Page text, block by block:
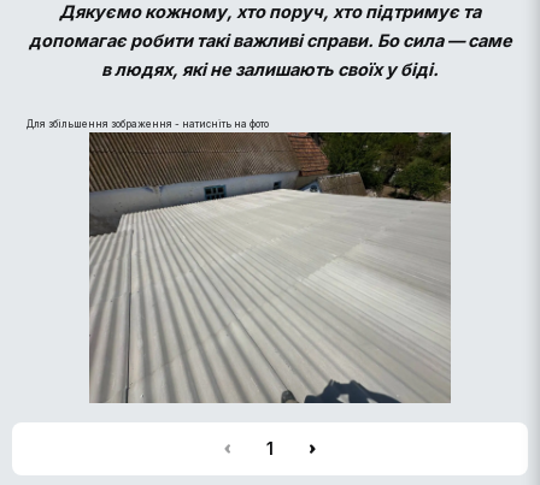
Дякуємо кожному, хто поруч, хто підтримує та
допомагає робити такі важливі справи. Бо сила — саме
в людях, які не залишають своїх у біді.
Для збільшення зображення - натисніть на фото
1